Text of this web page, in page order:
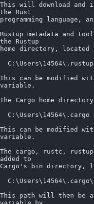
This will download
the Rust
programming language,
Rustup metadata and
the Rustup
home directory, located
  C:\Users\14564\.rustup
This can be modified with
variable.
The Cargo home
  C:\Users\14564\.cargo
This can be modified with
variable.
The cargo, rustc, rustup
added to
Cargo's bin directory,
This path will then be